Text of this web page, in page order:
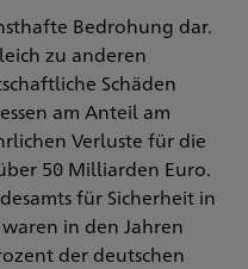
Bedrohung dar.
zu anderen
Schäden
am Anteil am
Verluste für die
50 Milliarden Euro.
für Sicherheit in
in den Jahren
der deutschen